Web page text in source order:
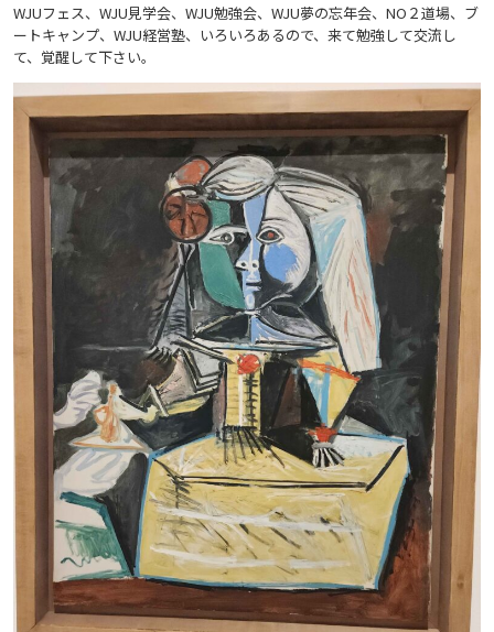
WJUフェス、WJU見学会、WJU勉強会、WJU夢の忘年会、NO２道場、ブ
ートキャンプ、WJU経営塾、いろいろあるので、来て勉強して交流し
て、覚醒して下さい。